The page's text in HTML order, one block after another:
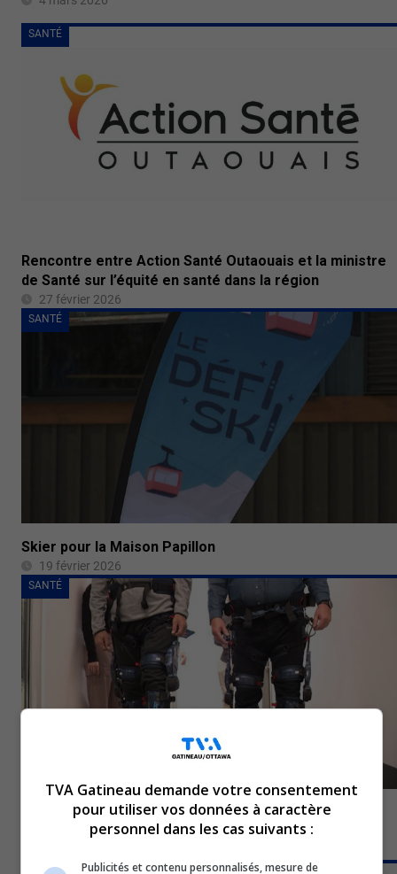
SANTÉ
Rencontre entre Action Santé Outaouais et la ministre
de Santé sur l’équité en santé dans la région
27 février 2026
SANTÉ
Skier pour la Maison Papillon
19 février 2026
SANTÉ
Une technologie révolutionnaire voit le jour en
Outaouais pour les personnes à mobilité réduite
SANTÉ
TVA Gatineau demande votre consentement
pour utiliser vos données à caractère
personnel dans les cas suivants :
Publicités et contenu personnalisés, mesure de